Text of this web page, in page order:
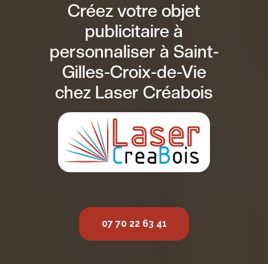
Créez votre objet
publicitaire à
personnaliser à Saint-
Gilles-Croix-de-Vie
chez Laser Créabois
07 70 22 63 41